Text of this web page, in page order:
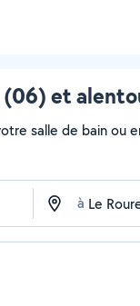
(06) et
salle de bain ou
à